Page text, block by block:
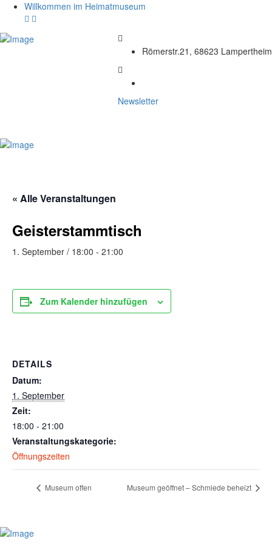
Willkommen im Heimatmuseum
Römerstr.21, 68623 Lampertheim
Newsletter
« Alle Veranstaltungen
Geisterstammtisch
1. September / 18:00 - 21:00
Zum Kalender hinzufügen
DETAILS
Datum:
1. September
Zeit:
18:00 - 21:00
Veranstaltungskategorie:
Öffnungszeiten
Museum offen Museum geöffnet – Schmiede beheizt